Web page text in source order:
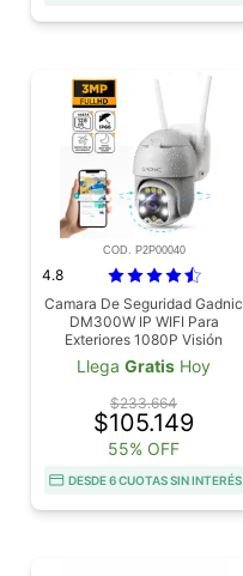
COD. P2P00040
4.8
Camara De Seguridad Gadnic
DM300W IP WIFI Para
Exteriores 1080P Visión
Nocturna
Llega Gratis Hoy
$233.664
$105.149
55% OFF
DESDE 6 CUOTAS SIN INTERÉS